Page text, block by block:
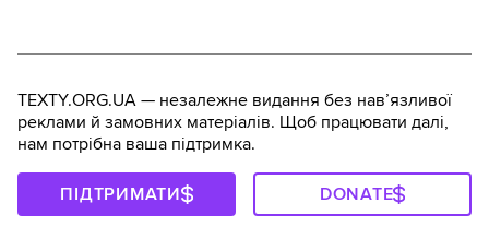
TEXTY.ORG.UA — незалежне видання без навʼязливої
реклами й замовних матеріалів. Щоб працювати далі,
нам потрібна ваша підтримка.
ПІДТРИМАТИ DONATE